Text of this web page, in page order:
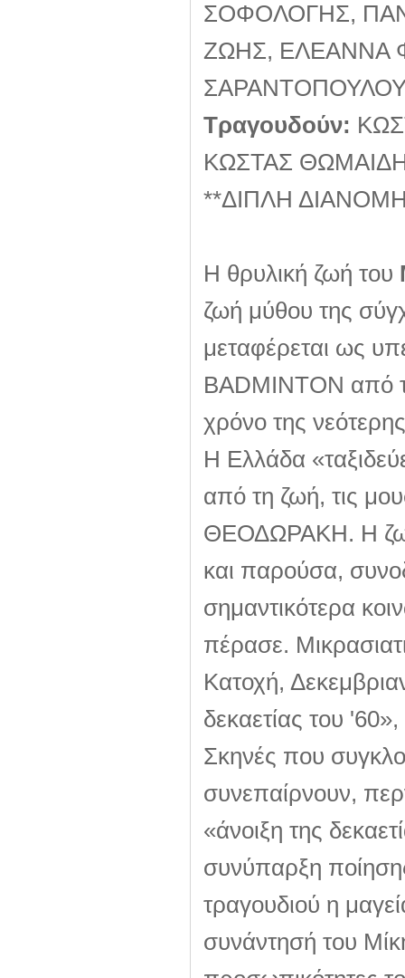
ΣΟΦΟΛΟΓΗΣ,
ΖΩΗΣ, ΕΛΕΑΝΝΑ
Τραγουδούν:
ΚΩΣΤΑΣ
**ΔΙΠΛΗ
H θρυλική ζωή του
ζωή μύθου της
μεταφέρεται ως
BADMINTON από
χρόνο της
Η Ελλάδα
από τη ζωή, τις
ΘΕΟΔΩΡΑΚΗ. Η
και παρούσα,
σημαντικότερα
πέρασε.
Κατοχή,
δεκαετίας του
Σκηνές που
συνεπαίρνουν,
«άνοιξη της
συνύπαρξη
τραγουδιού η
συνάντησή του